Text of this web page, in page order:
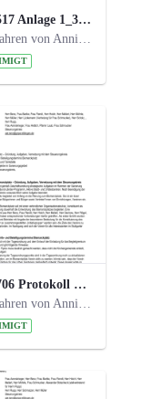
20230517 Anlage 1_35. Steuerungskreis.pdf
vor 2 Jahren von Anni Schlumberger
20220706 Protokoll 33. Steuerungskreis.pdf
vor 2 Jahren von Anni Schlumberger